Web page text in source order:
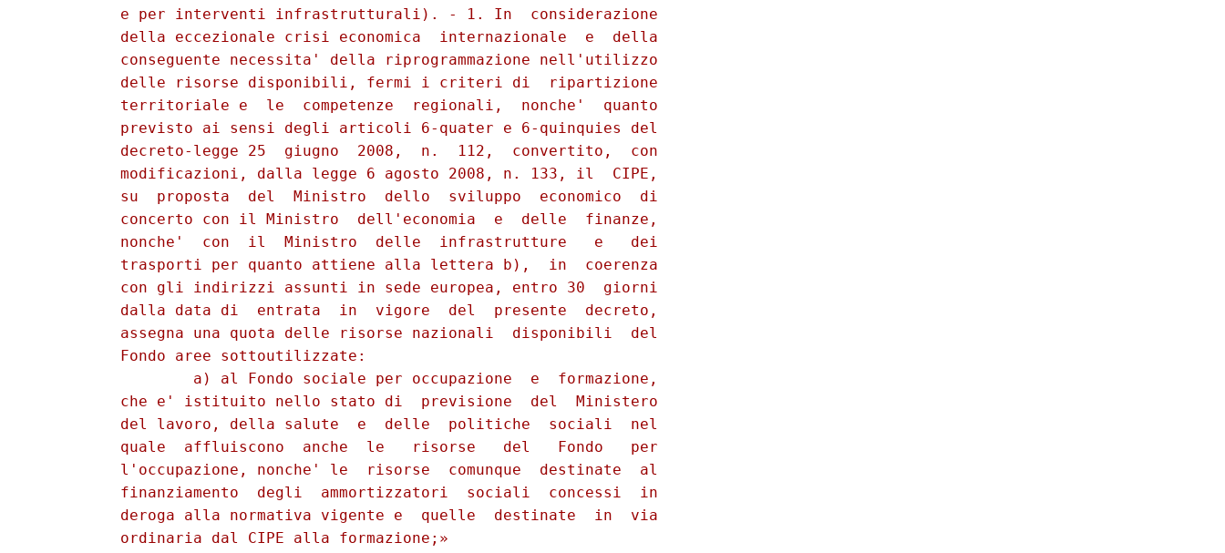
          e per interventi infrastrutturali). - 1. In  considerazione
          della eccezionale crisi economica  internazionale  e  della
          conseguente necessita' della riprogrammazione nell'utilizzo
          delle risorse disponibili, fermi i criteri di  ripartizione
          territoriale e  le  competenze  regionali,  nonche'  quanto
          previsto ai sensi degli articoli 6-quater e 6-quinquies del
          decreto-legge 25  giugno  2008,  n.  112,  convertito,  con
          modificazioni, dalla legge 6 agosto 2008, n. 133, il  CIPE,
          su  proposta  del  Ministro  dello  sviluppo  economico  di
          concerto con il Ministro  dell'economia  e  delle  finanze,
          nonche'  con  il  Ministro  delle  infrastrutture   e   dei
          trasporti per quanto attiene alla lettera b),  in  coerenza
          con gli indirizzi assunti in sede europea, entro 30  giorni
          dalla data di  entrata  in  vigore  del  presente  decreto,
          assegna una quota delle risorse nazionali  disponibili  del
          Fondo aree sottoutilizzate:
                  a) al Fondo sociale per occupazione  e  formazione,
          che e' istituito nello stato di  previsione  del  Ministero
          del lavoro, della salute  e  delle  politiche  sociali  nel
          quale  affluiscono  anche  le   risorse   del   Fondo   per
          l'occupazione, nonche' le  risorse  comunque  destinate  al
          finanziamento  degli  ammortizzatori  sociali  concessi  in
          deroga alla normativa vigente e  quelle  destinate  in  via